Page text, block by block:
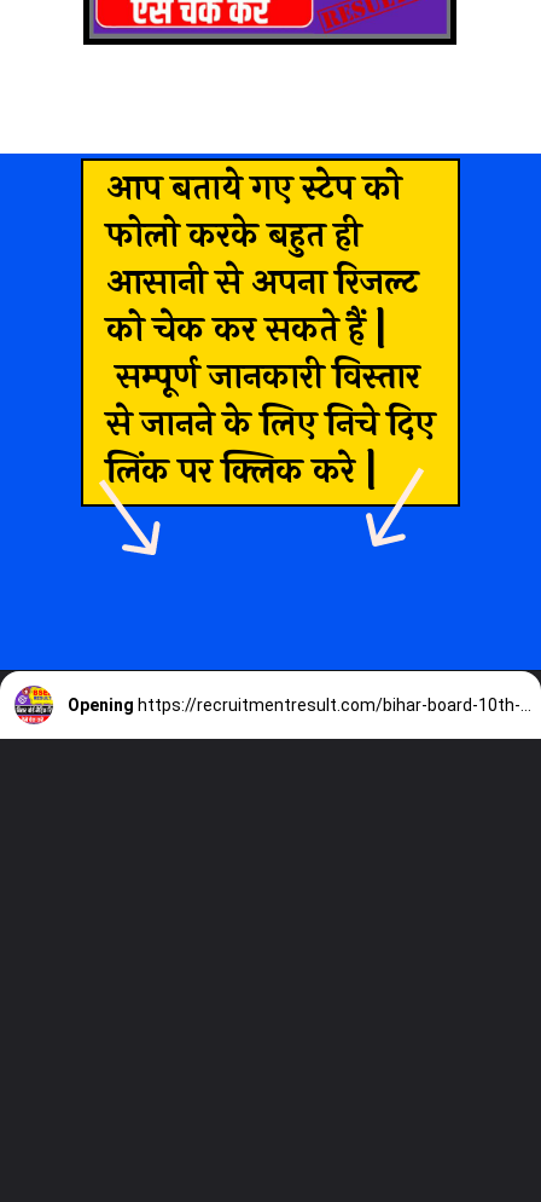
आप बताये गए स्टेप को
फोलो करके बहुत ही
आसानी से अपना रिजल्ट
को चेक कर सकते हैं |
सम्पूर्ण जानकारी विस्तार
से जानने के लिए निचे दिए
लिंक पर क्लिक करे |
Opening